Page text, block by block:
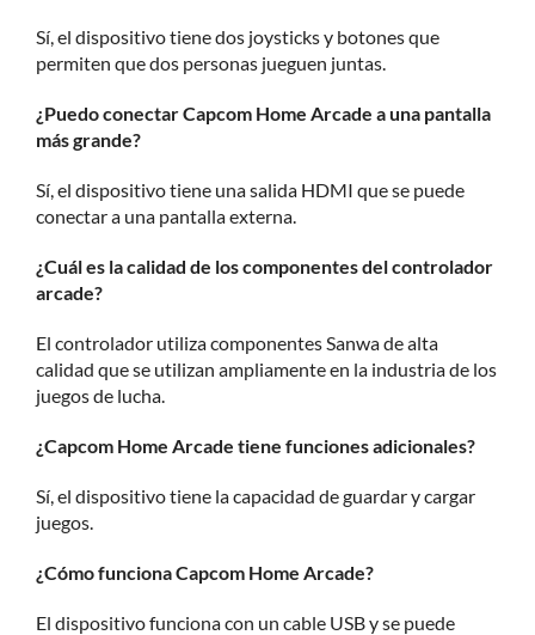
Sí, el dispositivo tiene dos joysticks y botones que
permiten que dos personas jueguen juntas.
¿Puedo conectar Capcom Home Arcade a una pantalla
más grande?
Sí, el dispositivo tiene una salida HDMI que se puede
conectar a una pantalla externa.
¿Cuál es la calidad de los componentes del controlador
arcade?
El controlador utiliza componentes Sanwa de alta
calidad que se utilizan ampliamente en la industria de los
juegos de lucha.
¿Capcom Home Arcade tiene funciones adicionales?
Sí, el dispositivo tiene la capacidad de guardar y cargar
juegos.
¿Cómo funciona Capcom Home Arcade?
El dispositivo funciona con un cable USB y se puede